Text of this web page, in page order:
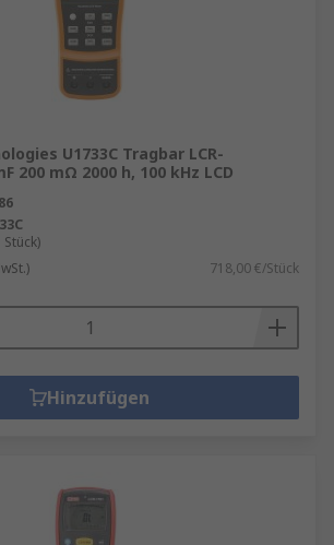
U1733C Tragbar LCR-
200 mΩ 2000 h, 100 kHz LCD
718,00 €/Stück
Hinzufügen